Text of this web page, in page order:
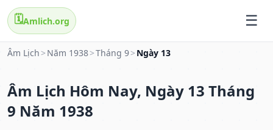
🗓️Amlich.org
Âm Lịch > Năm 1938>Tháng 9> Ngày 13
Âm Lịch Hôm Nay, Ngày 13 Tháng
9 Năm 1938